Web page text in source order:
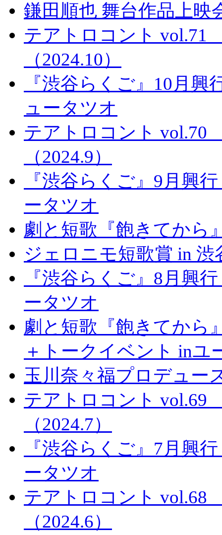
鎌田順也 舞台作品上映
テアトロコント
（2024.10）
『渋谷らくご』10月
ュータツオ
テアトロコント
（2024.9）
『渋谷らくご』9月興
ータツオ
劇と短歌『飽きてから
ジェロニモ短歌賞 in
『渋谷らくご』8月興
ータツオ
劇と短歌『飽きてから
＋トークイベント inユ
玉川奈々福プロデュー
テアトロコント
（2024.7）
『渋谷らくご』7月興
ータツオ
テアトロコント
（2024.6）